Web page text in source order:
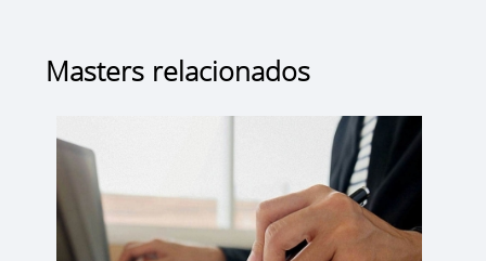
Masters relacionados